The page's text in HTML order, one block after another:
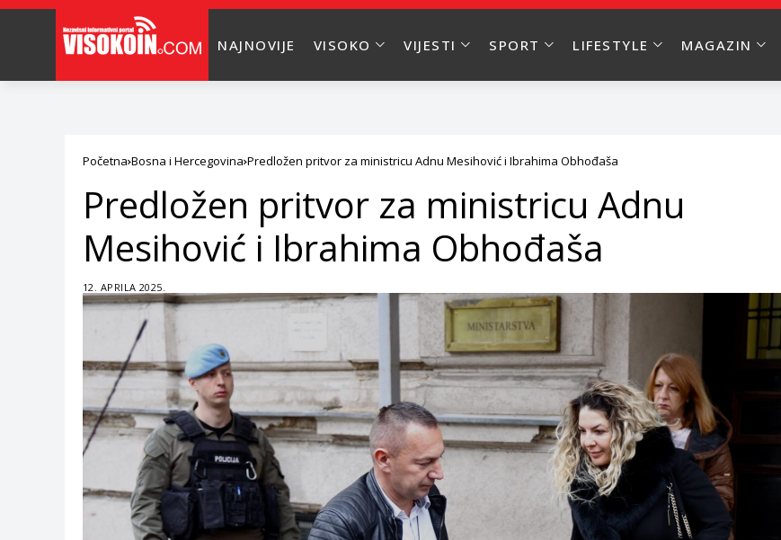
NAJNOVIJE VISOKO VIJESTI SPORT LIFESTYLE MAGAZIN
Početna Bosna i Hercegovina Predložen pritvor za ministricu Adnu Mesihović i Ibrahima Obhođaša
Predložen pritvor za ministricu Adnu
Mesihović i Ibrahima Obhođaša
12. APRILA 2025.